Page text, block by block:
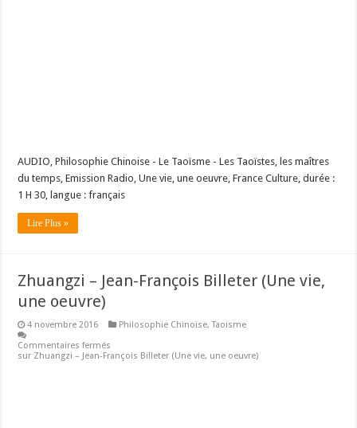
AUDIO, Philosophie Chinoise - Le Taoïsme - Les Taoïstes, les maîtres
du temps, Emission Radio, Une vie, une oeuvre, France Culture, durée :
1 H 30, langue : français
Lire Plus »
Zhuangzi – Jean-François Billeter (Une vie,
une oeuvre)
4 novembre 2016 Philosophie Chinoise,Taoisme
Commentaires fermés
sur Zhuangzi – Jean-François Billeter (Une vie, une oeuvre)